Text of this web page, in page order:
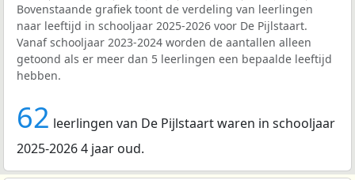
Bovenstaande grafiek toont de verdeling van leerlingen
naar leeftijd in schooljaar 2025-2026 voor De Pijlstaart.
Vanaf schooljaar 2023-2024 worden de aantallen alleen
getoond als er meer dan 5 leerlingen een bepaalde leeftijd
hebben.
62 leerlingen van De Pijlstaart waren in schooljaar
2025-2026 4 jaar oud.